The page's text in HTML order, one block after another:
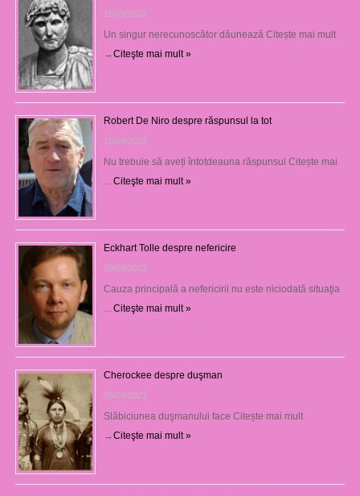
11/09/2023
Un singur nerecunoscător dăunează Citește mai mult
→Citeşte mai mult »
Robert De Niro despre răspunsul la tot
10/09/2023
Nu trebuie să aveți întotdeauna răspunsul Citește mai
…Citeşte mai mult »
Eckhart Tolle despre nefericire
09/09/2023
Cauza principală a nefericirii nu este niciodată situaţia
…Citeşte mai mult »
Cherockee despre duşman
08/09/2023
Slăbiciunea duşmanului face Citește mai mult
→Citeşte mai mult »